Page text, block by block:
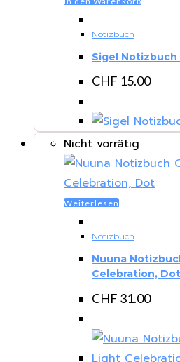
Notizbuch
Sigel Notizbuch
CHF 15.00
Nicht vorrätig
Weiterlesen
Notizbuch
Nuuna
Celebration, Dot
CHF 31.00